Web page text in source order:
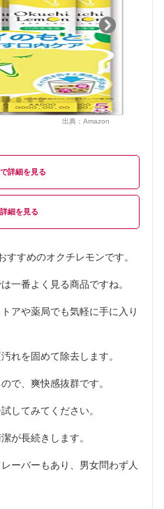
出典： Amazon
すめのオクチレモンです。
一番よく見る商品ですね。
アや薬局でも気軽に手に入り
れを固めて除去します。
で、爽快感抜群です。
してみてください。
が長続きします。
ーバーもあり、男女問わず人